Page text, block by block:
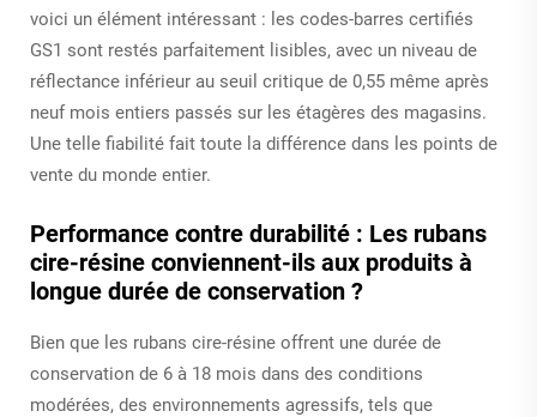
voici un élément intéressant : les codes-barres certifiés
GS1 sont restés parfaitement lisibles, avec un niveau de
réflectance inférieur au seuil critique de 0,55 même après
neuf mois entiers passés sur les étagères des magasins.
Une telle fiabilité fait toute la différence dans les points de
vente du monde entier.
Performance contre durabilité : Les rubans
cire-résine conviennent-ils aux produits à
longue durée de conservation ?
Bien que les rubans cire-résine offrent une durée de
conservation de 6 à 18 mois dans des conditions
modérées, des environnements agressifs, tels que